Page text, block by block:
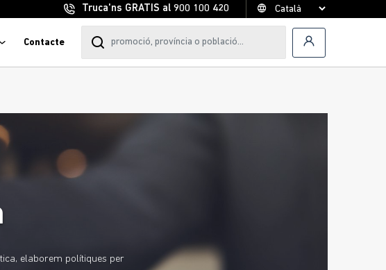
Truca'ns GRATIS al 900 100 420
Contacte
elaborem polítiques per